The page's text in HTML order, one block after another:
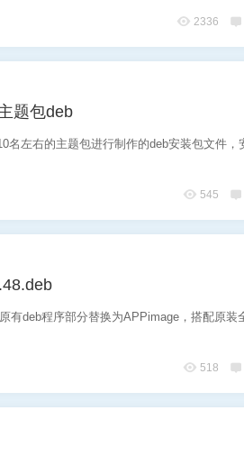
2336
题包deb
名左右的主题包进行制作的deb安装包文件，
545
有deb程序部分替换为APPimage，搭配原装
518